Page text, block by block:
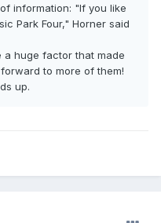
information: "If you like
Park Four," Horner said
a huge factor that made
to more of them!
up.